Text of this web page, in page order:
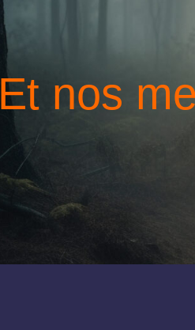
Et nos